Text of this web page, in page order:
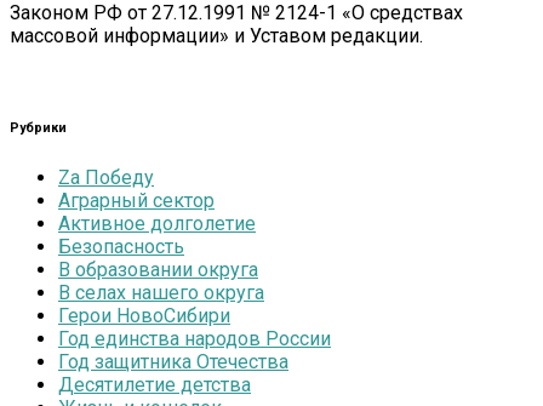
Законом РФ от 27.12.1991 № 2124-1 «О средствах
массовой информации» и Уставом редакции.
Рубрики
Zа Победу
Аграрный сектор
Активное долголетие
Безопасность
В образовании округа
В селах нашего округа
Герои НовоСибири
Год единства народов России
Год защитника Отечества
Десятилетие детства